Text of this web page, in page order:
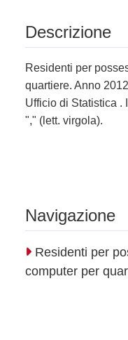
Descrizione
Residenti per
quartiere. Anno
Ufficio di Statistica .
"," (lett. virgola).
Navigazione
Residenti per
computer per